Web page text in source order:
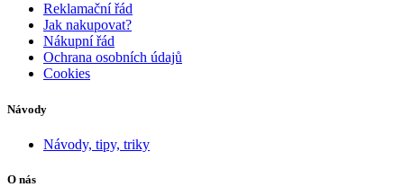
Reklamační řád
Jak nakupovat?
Nákupní řád
Ochrana osobních údajů
Cookies
Návody
Návody, tipy, triky
O nás